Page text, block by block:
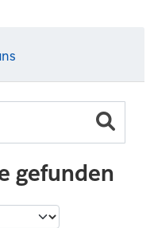
gefunden